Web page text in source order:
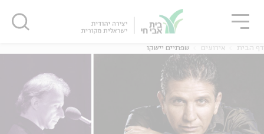
דף הבית אירועים שפתיים יישקו
סגור